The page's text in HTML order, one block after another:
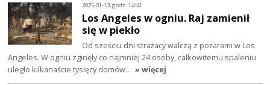
2025-01-13, godz. 14:41
Los Angeles w ogniu. Raj zamienił
się w piekło
Od sześciu dni strażacy walczą z pożarami w Los
Angeles. W ogniu zginęły co najmniej 24 osoby, całkowitemu spaleniu
uległo kilkanaście tysięcy domów… » więcej